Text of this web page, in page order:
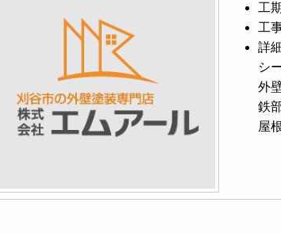
工
工
詳
シ
外
鉄
屋